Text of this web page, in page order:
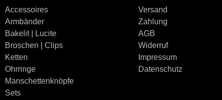
Accessoires
Armbänder
Bakelit | Lucite
Broschen | Clips
Ketten
Ohrringe
Manschettenknöpfe
Sets
Versand
Zahlung
AGB
Widerruf
Impressum
Datenschutz